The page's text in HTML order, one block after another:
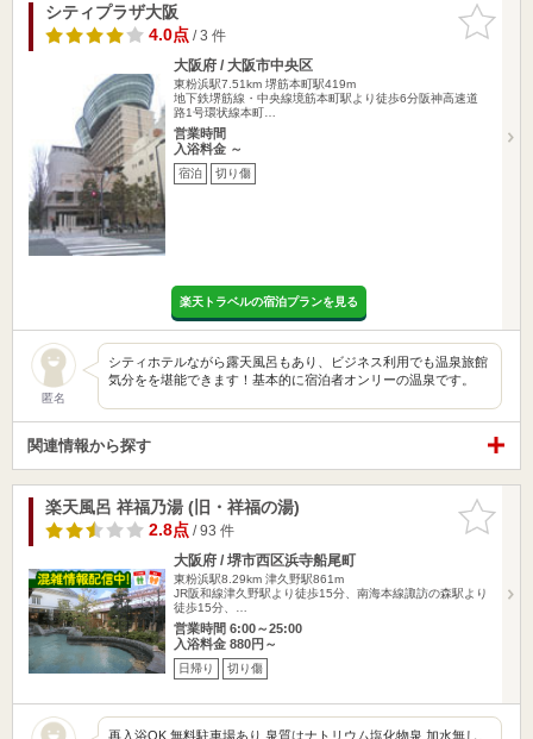
お気に入
りに追加
シティプラザ大阪
4.0点/ 3 件
大阪府 / 大阪市中央区
東粉浜駅7.51km 堺筋本町駅419m
地下鉄堺筋線・中央線境筋本町駅より徒歩6分阪神高速道
路1号環状線本町…
営業時間
入浴料金 ～
宿泊 切り傷
楽天トラベルの宿泊プランを見る
匿名
シティホテルながら露天風呂もあり、ビジネス利用でも温泉旅館
気分をを堪能できます！基本的に宿泊者オンリーの温泉です。
関連情報から探す
お気に入
りに追加
楽天風呂 祥福乃湯 (旧・祥福の湯)
2.8点/ 93 件
大阪府 / 堺市西区浜寺船尾町
東粉浜駅8.29km 津久野駅861m
JR阪和線津久野駅より徒歩15分、南海本線諏訪の森駅より
徒歩15分、…
営業時間 6:00～25:00
入浴料金 880円～
日帰り 切り傷
再入浴OK 無料駐車場あり 泉質はナトリウム塩化物泉 加水無し、